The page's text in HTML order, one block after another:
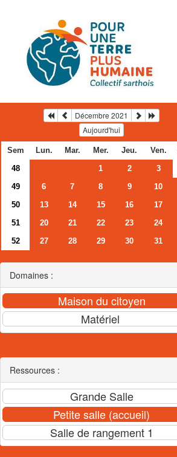
Décembre 2021
Aujourd'hui
Sem Lun. Mar. Mer. Jeu. Ven.
48
1 2 3
49
6 7 8 9 10
50
13 14 15 16 17
51
20 21 22 23 24
52
27 28 29 30 31
Domaines :
Ressources :